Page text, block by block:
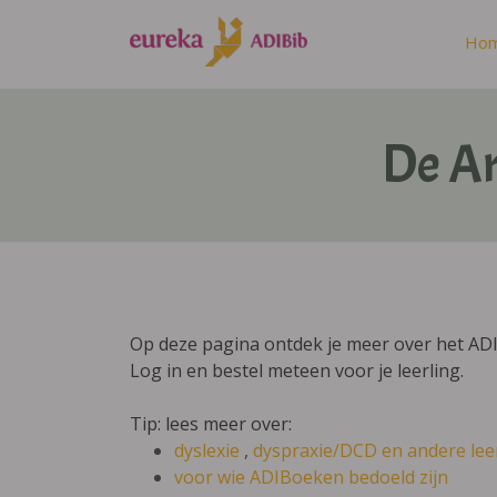
De
Op deze pagina ontdek je meer over het
Log in en bestel meteen voor je leerling.
Tip: lees meer over:
dyslexie , dyspraxie/DCD en andere
voor wie ADIBoeken bedoeld zijn